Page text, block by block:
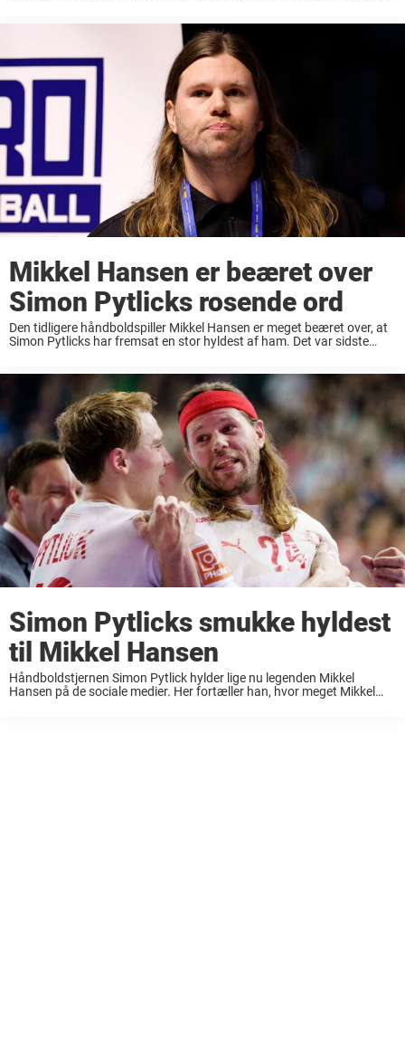
Mikkel Hansen er beæret over
Simon Pytlicks rosende ord
Den tidligere håndboldspiller Mikkel Hansen er meget beæret over, at
Simon Pytlicks har fremsat en stor hyldest af ham. Det var sidste
Simon Pytlicks smukke hyldest
til Mikkel Hansen
Håndboldstjernen Simon Pytlick hylder lige nu legenden Mikkel
Hansen på de sociale medier. Her fortæller han, hvor meget Mikkel